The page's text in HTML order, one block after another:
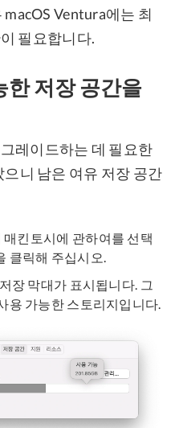
Ventura에는 최
필요합니다.
한 저장 공간을
레이드하는 데 필요한
니 남은 여유 저장 공간
킨토시에 관하여를 선택
클릭해 주십시오.
장 막대가 표시됩니다. 그
용 가능한 스토리지입니다.